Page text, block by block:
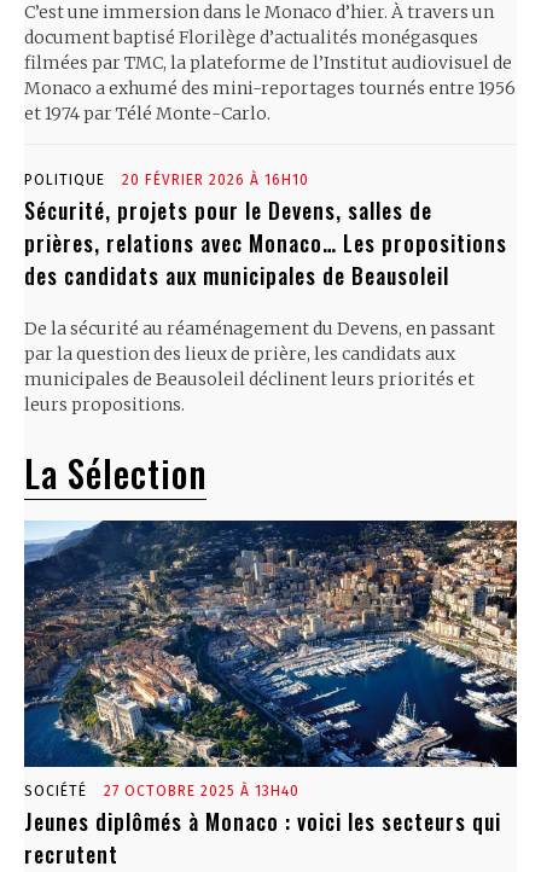
C’est une immersion dans le Monaco d’hier. À travers un
document baptisé Florilège d’actualités monégasques
filmées par TMC, la plateforme de l’Institut audiovisuel de
Monaco a exhumé des mini-reportages tournés entre 1956
et 1974 par Télé Monte-Carlo.
POLITIQUE 20 FÉVRIER 2026 À 16H10
Sécurité, projets pour le Devens, salles de
prières, relations avec Monaco… Les propositions
des candidats aux municipales de Beausoleil
De la sécurité au réaménagement du Devens, en passant
par la question des lieux de prière, les candidats aux
municipales de Beausoleil déclinent leurs priorités et
leurs propositions.
La Sélection
SOCIÉTÉ 27 OCTOBRE 2025 À 13H40
Jeunes diplômés à Monaco : voici les secteurs qui
recrutent